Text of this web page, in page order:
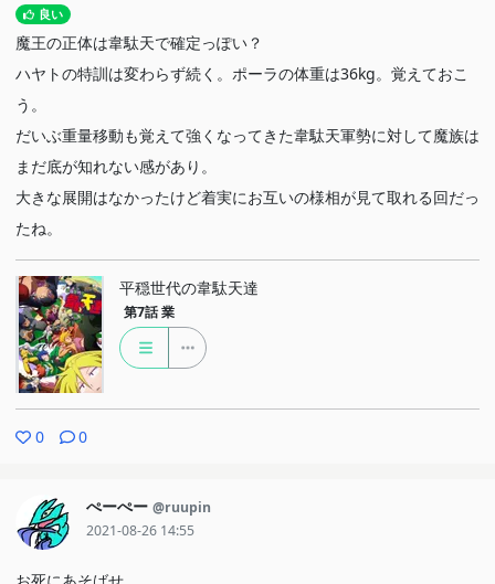
良い
魔王の正体は韋駄天で確定っぽい？
ハヤトの特訓は変わらず続く。ポーラの体重は36kg。覚えておこ
う。
だいぶ重量移動も覚えて強くなってきた韋駄天軍勢に対して魔族は
まだ底が知れない感があり。
大きな展開はなかったけど着実にお互いの様相が見て取れる回だっ
たね。
平穏世代の韋駄天達
第7話 業
0 0
ぺーぺー @ruupin
2021-08-26 14:55